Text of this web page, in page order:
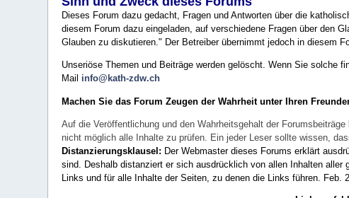
Dieses Forum dazu gedacht, Fragen und Antworten über die
diesem Forum dazu eingeladen, auf verschiedene Fragen über den
Glauben zu diskutieren." Der Betreiber übernimmt jedoch in diesem
Unseriöse Themen und Beiträge werden gelöscht. Wenn Sie solche
Mail info@kath-zdw.ch
Machen Sie das Forum Zeugen der Wahrheit unter Ihren
Auf die Veröffentlichung und den Wahrheitsgehalt der
nicht möglich alle Inhalte zu prüfen. Ein jeder Leser sollte wissen,
Distanzierungsklausel: Der Webmaster dieses Forums erklärt
sind. Deshalb distanziert er sich ausdrücklich von allen Inhalten
Links und für alle Inhalte der Seiten, zu denen die Links führen. Feb.